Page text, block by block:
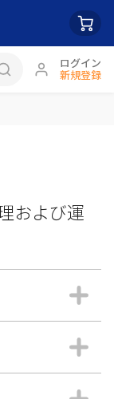
ログイン
新規登録
および運